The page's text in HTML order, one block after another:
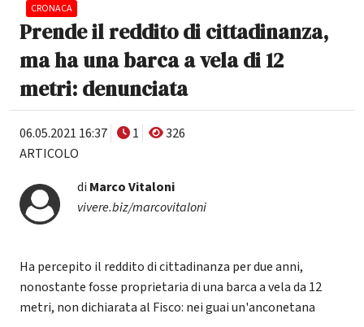
CRONACA
Prende il reddito di cittadinanza,
ma ha una barca a vela di 12
metri: denunciata
06.05.2021 16:37 1
326
ARTICOLO
di Marco Vitaloni
vivere.biz/marcovitaloni
Ha percepito il reddito di cittadinanza per due anni,
nonostante fosse proprietaria di una barca a vela da 12
metri, non dichiarata al Fisco: nei guai un'anconetana